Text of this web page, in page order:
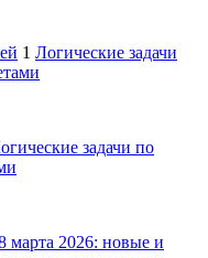
1 Логические задачи
задачи по
марта 2026: новые и